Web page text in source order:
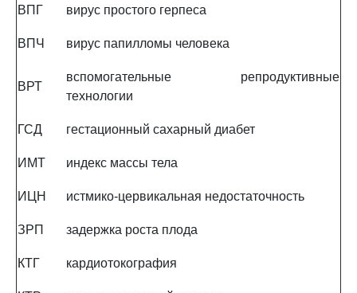
ВПГ вирус простого герпеса
ВПЧ вирус папилломы человека
ВРТ
вспомогательные репродуктивные
технологии
ГСД гестационный сахарный диабет
ИМТ индекс массы тела
ИЦН истмико-цервикальная недостаточность
ЗРП задержка роста плода
КТГ кардиотокография